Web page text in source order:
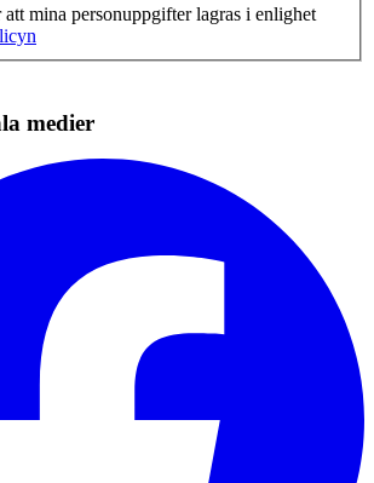
att mina personuppgifter lagras i enlighet
medier